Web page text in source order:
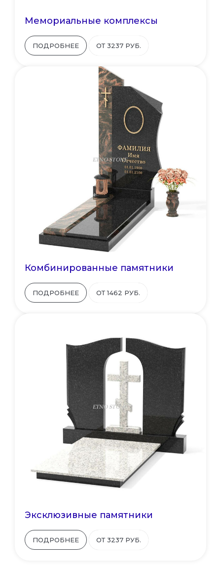
Мемориальные комплексы
ПОДРОБНЕЕ ОТ 3237 РУБ.
Комбинированные памятники
ПОДРОБНЕЕ ОТ 1462 РУБ.
Эксклюзивные памятники
ПОДРОБНЕЕ ОТ 3237 РУБ.